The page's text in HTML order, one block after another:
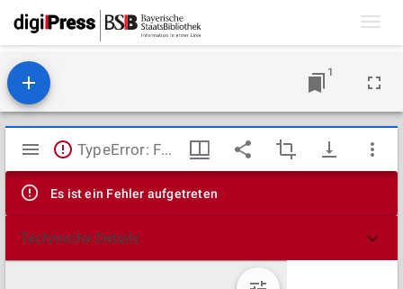
1
Mirador
Viewer
TypeError: Failed to fetch
Es ist ein Fehler aufgetreten
Technische Details